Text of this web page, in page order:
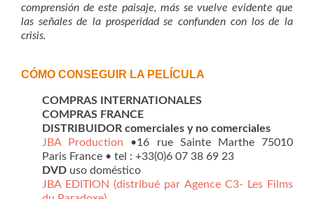
comprensión de este paisaje, más se vuelve evidente que
las señales de la prosperidad se confunden con los de la
crisis.
CÓMO CONSEGUIR LA PELÍCULA
COMPRAS INTERNATIONALES
COMPRAS FRANCE
DISTRIBUIDOR comerciales y no comerciales
JBA Production •16 rue Sainte Marthe 75010
Paris France • tel : +33(0)6 07 38 69 23
DVD uso doméstico
JBA EDITION (distribué par Agence C3- Les Films